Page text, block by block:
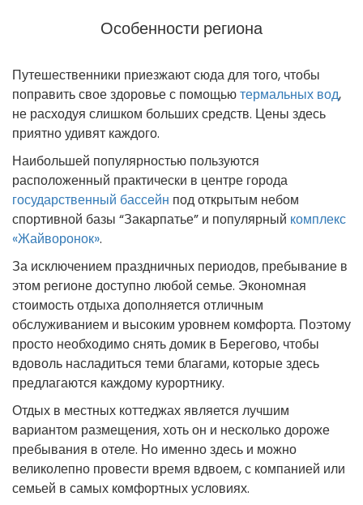
Особенности региона
Путешественники приезжают сюда для того, чтобы
поправить свое здоровье с помощьютермальных вод,
не расходуя слишком больших средств. Цены здесь
приятно удивят каждого.
Наибольшей популярностью пользуются
расположенный практически в центре города
государственный бассейн под открытым небом
спортивной базы “Закарпатье” и популярный комплекс
«Жайворонок».
За исключением праздничных периодов, пребывание в
этом регионе доступно любой семье. Экономная
стоимость отдыха дополняется отличным
обслуживанием и высоким уровнем комфорта. Поэтому
просто необходимо снять домик в Берегово, чтобы
вдоволь насладиться теми благами, которые здесь
предлагаются каждому курортнику.
Отдых в местных коттеджах является лучшим
вариантом размещения, хоть он и несколько дороже
пребывания в отеле. Но именно здесь и можно
великолепно провести время вдвоем, с компанией или
семьей в самых комфортных условиях.